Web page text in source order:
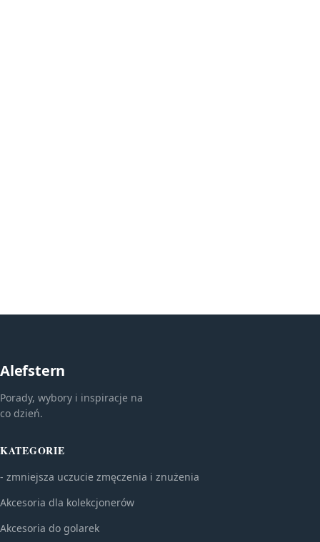
Alefstern
Porady, wybory i inspiracje na
co dzień.
KATEGORIE
- zmniejsza uczucie zmęczenia i znużenia
Akcesoria dla kolekcjonerów
Akcesoria do golarek